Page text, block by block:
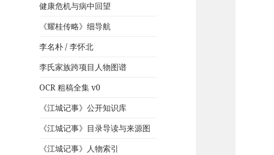
健康危机与病中回望
《耀桂传略》细导航
李名朴 / 李怀北
李氏家族跨项目人物图谱
OCR 粗稿全集 v0
《江城记事》公开知识库
《江城记事》目录导读与来源图
《江城记事》人物索引